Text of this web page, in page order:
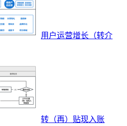
用户运营增长（转介
转（再）贴现入账